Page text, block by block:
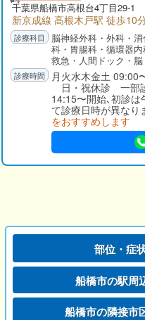
千葉県船橋市高根台4丁目29-1
新京成線 高根木戸駅 徒歩10
脳神経外科・外科・
科・胃腸科・循環器
救急・人間ドック・
月火水木金土
日・祝休診 一部
14:15〜開始､初診
て診療日時が異な
をおすすめします
部位・症
船橋市の駅周
船橋市の隣接市